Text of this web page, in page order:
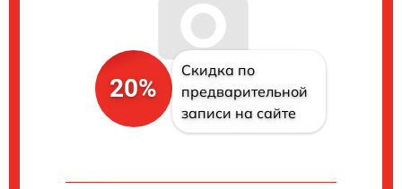
20%
Скидка по
предварительной
записи на сайте